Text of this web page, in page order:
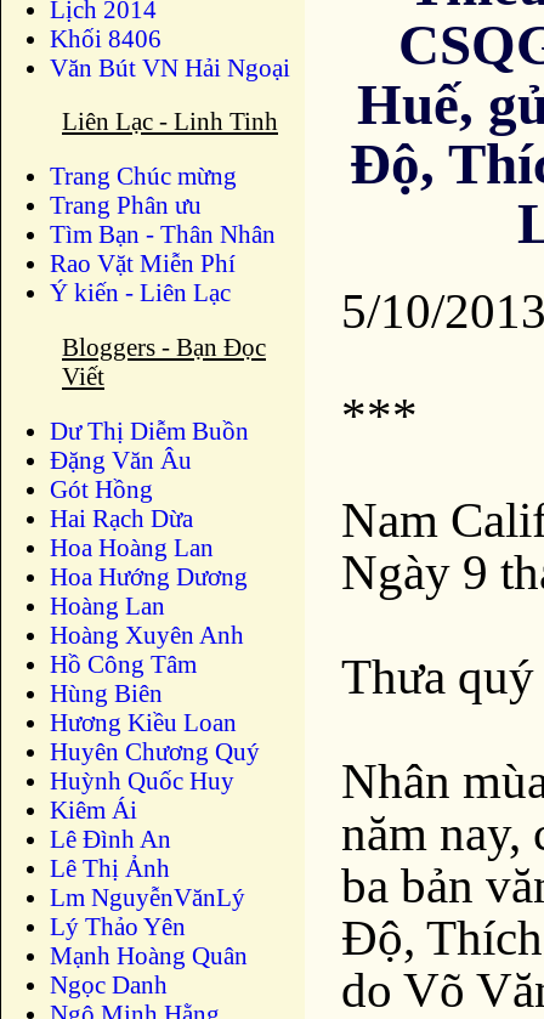
Lịch 2014
Khối 8406
Văn Bút VN Hải Ngoại
Liên Lạc - Linh Tinh
Trang Chúc mừng
Trang Phân ưu
Tìm Bạn - Thân Nhân
Rao Vặt Miễn Phí
Ý kiến - Liên Lạc
Bloggers - Bạn Đọc
Viết
Dư Thị Diễm Buồn
Ðặng Văn Âu
Gót Hồng
Hai Rạch Dừa
Hoa Hoàng Lan
Hoa Hướng Dương
Hoàng Lan
Hoàng Xuyên Anh
Hồ Công Tâm
Hùng Biên
Hương Kiều Loan
Huyên Chương Quý
Huỳnh Quốc Huy
Kiêm Ái
Lê Đình An
Lê Thị Ảnh
Lm NguyễnVănLý
Lý Thảo Yên
Mạnh Hoàng Quân
Ngọc Danh
Ngô Minh Hằng
Huế,
Độ,
5/10/
***
Nam
Ngày 9
Thưa
Nhân
năm nay,
ba bản
Độ,
do Võ